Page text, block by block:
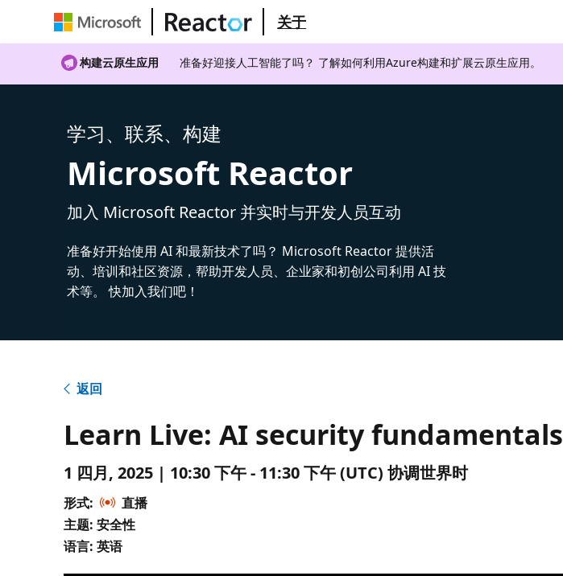
关于
构建云原生应用 准备好迎接人工智能了吗？ 了解如何利用Azure构建和扩展云原生应用。
学习、联系、构建
Microsoft Reactor
加入 Microsoft Reactor 并实时与开发人员互动
准备好开始使用 AI 和最新技术了吗？ Microsoft Reactor 提供活
动、培训和社区资源，帮助开发人员、企业家和初创公司利用 AI 技
术等。 快加入我们吧！
返回
Learn Live: AI security fundamentals
1 四月, 2025 | 10:30 下午 - 11:30 下午 (UTC) 协调世界时
形式:
直播
主题: 安全性
语言: 英语